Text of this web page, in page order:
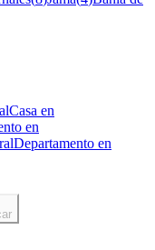
Casa en
en
Departamento en